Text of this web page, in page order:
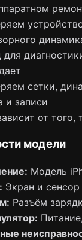
сетки,
и записи
от того,
модели
Модель
Экран и
Разъём